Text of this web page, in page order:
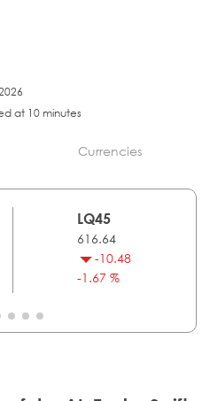
at 10 minutes
Currencies
LQ45
616.64
-10.48
-1.67 %